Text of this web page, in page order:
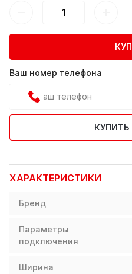
Ваш номер телефона
КУПИТЬ
ХАРАКТЕРИСТИКИ
Бренд
Параметры
подключения
Ширина